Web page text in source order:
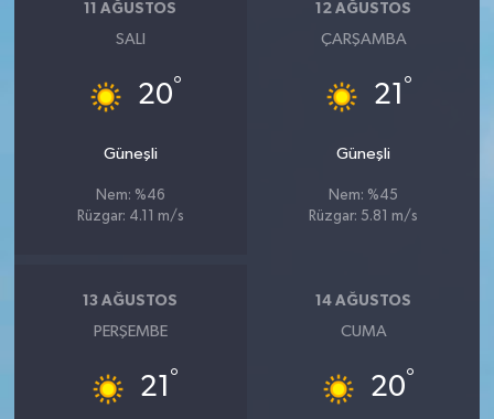
11 AĞUSTOS
SALI
20°
Güneşli
Nem: %46
Rüzgar: 4.11 m/s
12 AĞUSTOS
ÇARŞAMBA
21 °
Güneşli
Nem: %45
Rüzgar: 5.81 m/s
13 AĞUSTOS
PERŞEMBE
21 °
14 AĞUSTOS
CUMA
20°